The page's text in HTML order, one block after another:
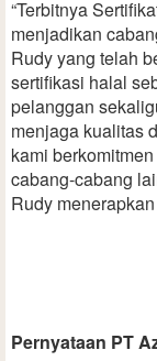
“Terbitnya
menjadikan
Rudy yang telah
sertifikasi halal
pelanggan
menjaga kualitas
kami
cabang-cabang
Rudy
Pernyataan PT